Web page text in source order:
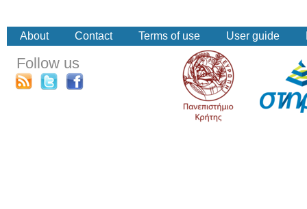
About Contact Terms of use User guide
Follow us